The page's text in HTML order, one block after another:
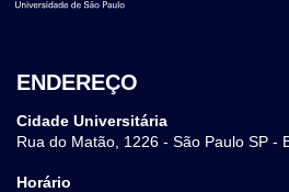
ENDEREÇO
Cidade Universitária
Rua do Matão, 1226 - São Paulo SP -
Horário